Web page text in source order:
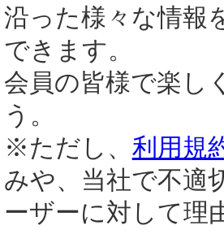
沿った様々な情報
できます。
会員の皆様で楽し
う。
※ただし、 利用規
みや、当社で不適
ーザーに対して理